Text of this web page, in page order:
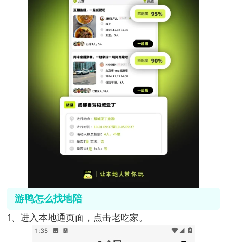
游鸭怎么找地陪
1、进入本地通页面，点击老吃家。